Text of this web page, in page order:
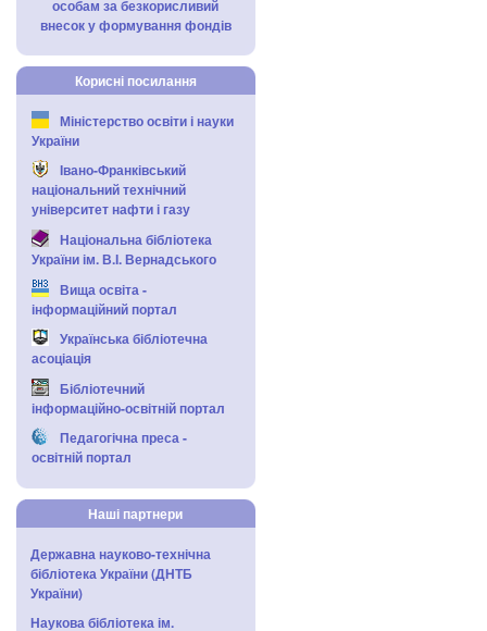
особам за безкорисливий
внесок у формування фондів
Корисні посилання
Міністерство освіти і науки
України
Івано-Франківський
національний технічний
університет нафти і газу
Національна бібліотека
України ім. В.І. Вернадського
Вища освіта -
інформаційний портал
Українська бібліотечна
асоціація
Бібліотечний
інформаційно-освітній портал
Педагогічна преса -
освітній портал
Наші партнери
Державна науково-технічна
бібліотека України (ДНТБ
України)
Наукова бібліотека ім.